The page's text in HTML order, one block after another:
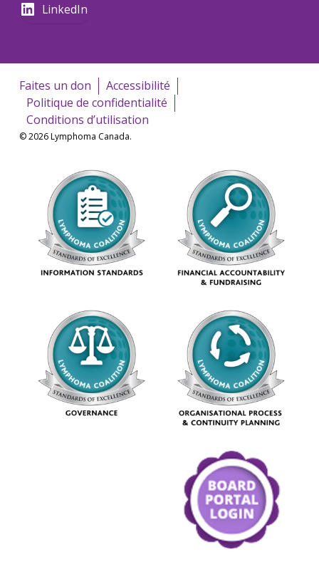
LinkedIn
Faites un don
Accessibilité
Politique de confidentialité
Conditions d’utilisation
© 2026 Lymphoma Canada.